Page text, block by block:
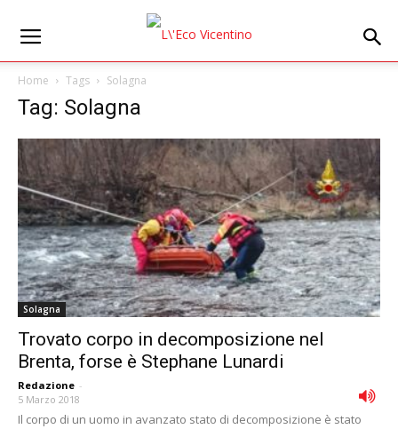
Home Tags Solagna
Tag: Solagna
Solagna
Trovato corpo in decomposizione nel
Brenta, forse è Stephane Lunardi
Redazione -
5 Marzo 2018
Il corpo di un uomo in avanzato stato di decomposizione è stato